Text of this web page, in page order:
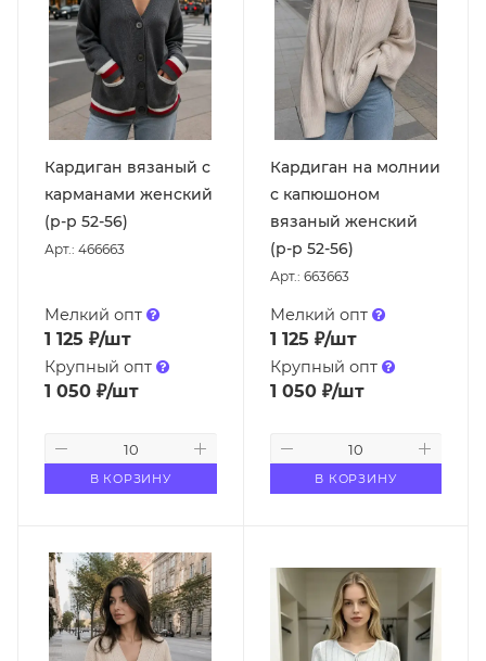
Кардиган вязаный с
карманами женский
(р-р 52-56)
Арт.: 466663
Мелкий опт
1 125 ₽/шт
Крупный опт
1 050 ₽/шт
В КОРЗИНУ
Кардиган на молнии
с капюшоном
вязаный женский
(р-р 52-56)
Арт.: 663663
Мелкий опт
1 125 ₽/шт
Крупный опт
1 050₽/шт
В КОРЗИНУ